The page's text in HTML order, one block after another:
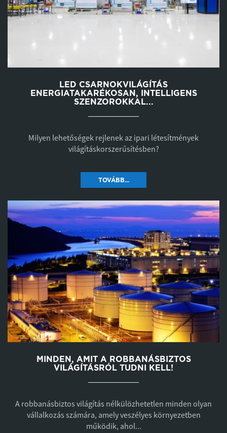
LED CSARNOKVILÁGÍTÁS
ENERGIATAKARÉKOSAN, INTELLIGENS
SZENZOROKKAL...
Milyen lehetőségek rejlenek az ipari létesítmények
világításkorszerűsítésben?
TOVÁBB...
MINDEN, AMIT A ROBBANÁSBIZTOS
VILÁGÍTÁSRÓL TUDNI KELL!
A robbanásbiztos világítás nélkülözhetetlen minden olyan
vállalkozás számára, amely veszélyes környezetben
működik, ahol...